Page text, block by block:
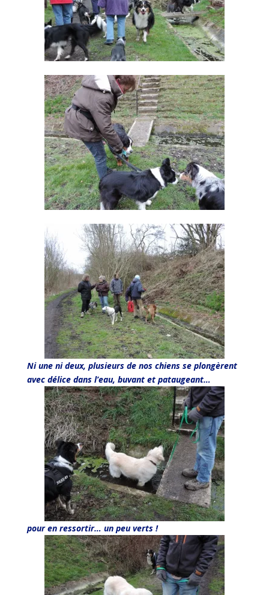
Ni une ni deux, plusieurs de nos chiens se plongèrent
avec délice dans l’eau, buvant et pataugeant…
pour en ressortir… un peu verts !